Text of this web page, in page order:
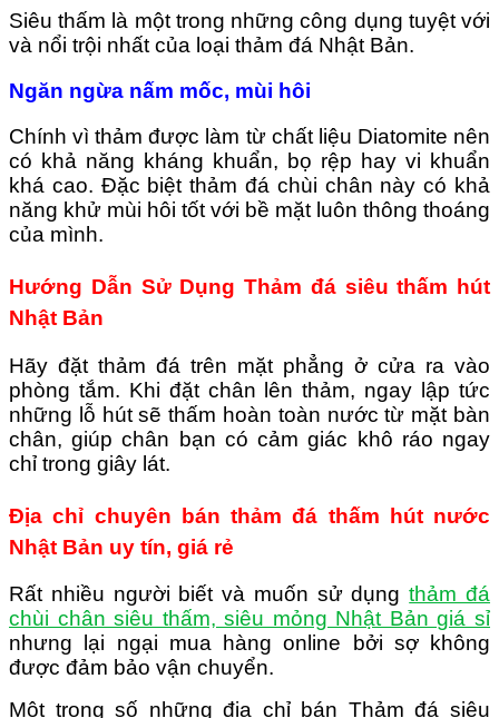
Siêu thấm là một trong những công dụng tuyệt với
và nổi trội nhất của loại thảm đá Nhật Bản.
Ngăn ngừa nấm mốc, mùi hôi
Chính vì thảm được làm từ chất liệu Diatomite nên
có khả năng kháng khuẩn, bọ rệp hay vi khuẩn
khá cao. Đặc biệt thảm đá chùi chân này có khả
năng khử mùi hôi tốt với bề mặt luôn thông thoáng
của mình.
Hướng Dẫn Sử Dụng Thảm đá siêu thấm hút
Nhật Bản
Hãy đặt thảm đá trên mặt phẳng ở cửa ra vào
phòng tắm. Khi đặt chân lên thảm, ngay lập tức
những lỗ hút sẽ thấm hoàn toàn nước từ mặt bàn
chân, giúp chân bạn có cảm giác khô ráo ngay
chỉ trong giây lát.
Địa chỉ chuyên bán thảm đá thấm hút nước
Nhật Bản uy tín, giá rẻ
Rất nhiều người biết và muốn sử dụngthảm đá
chùi chân siêu thấm, siêu mỏng Nhật Bản giá sỉ
nhưng lại ngại mua hàng online bởi sợ không
được đảm bảo vận chuyển.
Một trong số những địa chỉ bán Thảm đá siêu